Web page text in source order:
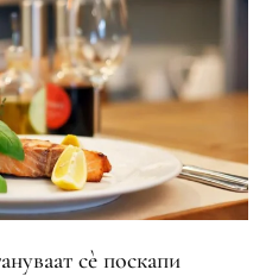
сè поскапи